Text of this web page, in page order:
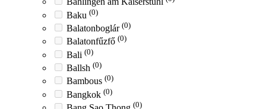
Baku (0)
Balatonboglár (0)
Balatonfűzfő (0)
Bali (0)
Ballsh (0)
Bambous (0)
Bangkok (0)
(0)